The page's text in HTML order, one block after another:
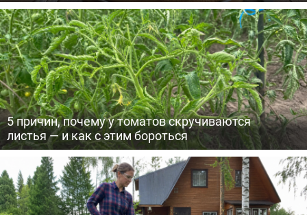
5 причин, почему у томатов скручиваются
листья — и как с этим бороться